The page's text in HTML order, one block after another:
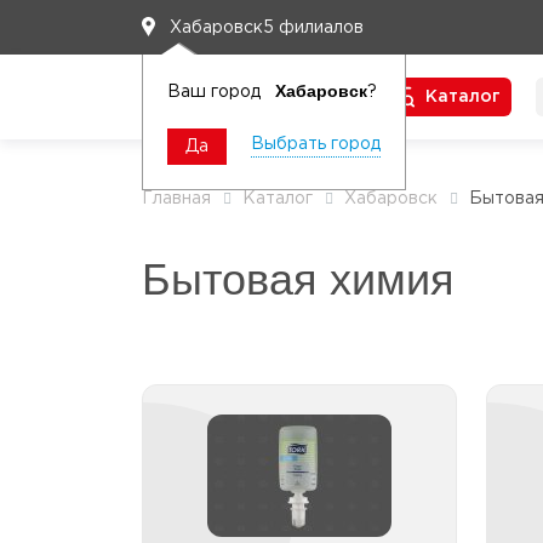
Хабаровск5 филиалов
Ваш город Хабаровск?
Да Выбрать город
Каталог
Главная Каталог Хабаровск
Бытовая химия
Мыло
Мыло в картриджах д/